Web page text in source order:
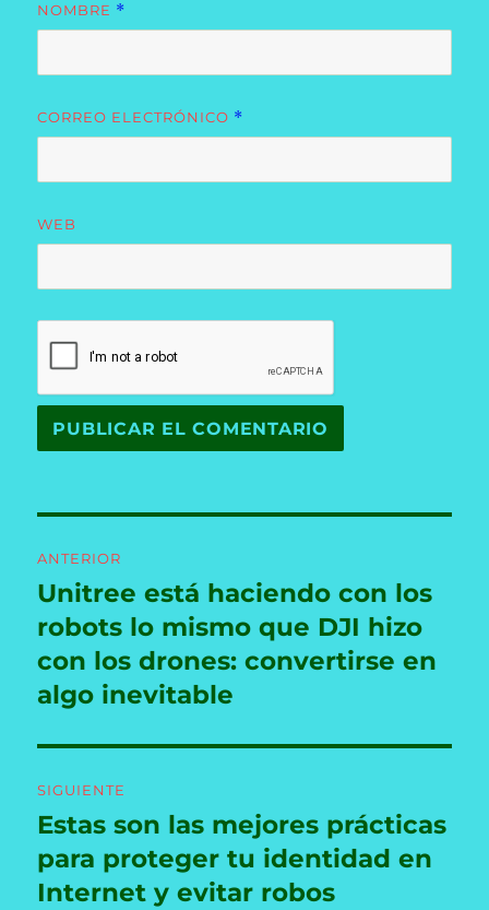
NOMBRE *
CORREO ELECTRÓNICO *
WEB
de
entradas
ANTERIOR
Entrada
anterior:
Unitree está haciendo con los
robots lo mismo que DJI hizo
con los drones: convertirse en
algo inevitable
SIGUIENTE
Entrada
siguiente:
Estas son las mejores prácticas
para proteger tu identidad en
Internet y evitar robos